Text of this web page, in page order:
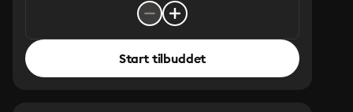
Start tilbuddet